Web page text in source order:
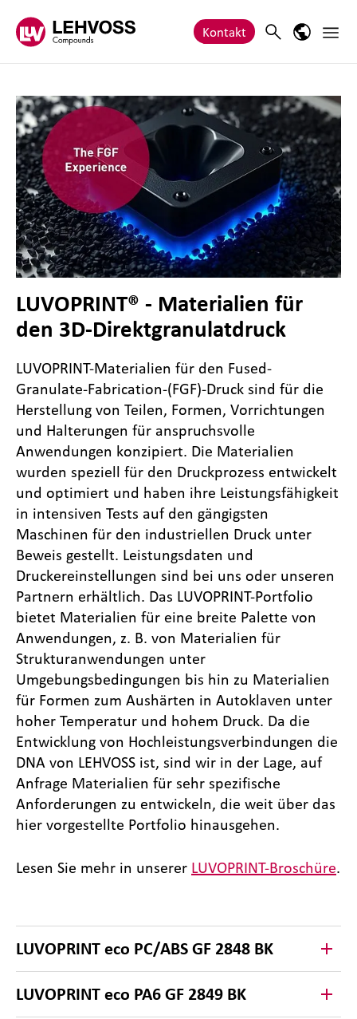
Kontakt SearchSprach-
LUVOPRINT® - Materialien für
den 3D-Direktgranulatdruck
LUVOPRINT-Materialien für den Fused-
Granulate-Fabrication-(FGF)-Druck sind für die
Herstellung von Teilen, Formen, Vorrichtungen
und Halterungen für anspruchsvolle
Anwendungen konzipiert. Die Materialien
wurden speziell für den Druckprozess entwickelt
und optimiert und haben ihre Leistungsfähigkeit
in intensiven Tests auf den gängigsten
Maschinen für den industriellen Druck unter
Beweis gestellt. Leistungsdaten und
Druckereinstellungen sind bei uns oder unseren
Partnern erhältlich. Das LUVOPRINT-Portfolio
bietet Materialien für eine breite Palette von
Anwendungen, z. B. von Materialien für
Strukturanwendungen unter
Umgebungsbedingungen bis hin zu Materialien
für Formen zum Aushärten in Autoklaven unter
hoher Temperatur und hohem Druck. Da die
Entwicklung von Hochleistungsverbindungen die
DNA von LEHVOSS ist, sind wir in der Lage, auf
Anfrage Materialien für sehr spezifische
Anforderungen zu entwickeln, die weit über das
hier vorgestellte Portfolio hinausgehen.
Lesen Sie mehr in unserer LUVOPRINT-Broschüre.
LUVOPRINT eco PC/ABS GF 2848 BK
LUVOPRINT eco PA6 GF 2849 BK